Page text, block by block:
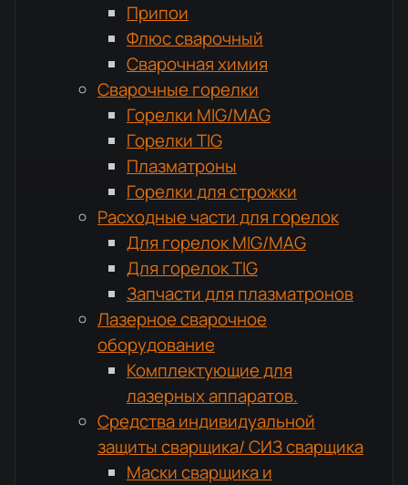
Припои
Флюс сварочный
Сварочная химия
Сварочные горелки
Горелки MIG/MAG
Горелки TIG
Плазматроны
Горелки для строжки
Расходные части для горелок
Для горелок MIG/MAG
Для горелок TIG
Запчасти для плазматронов
Лазерное сварочное
оборудование
Комплектующие для
лазерных аппаратов.
Средства индивидуальной
защиты сварщика/ СИЗ сварщика
Маски сварщика и